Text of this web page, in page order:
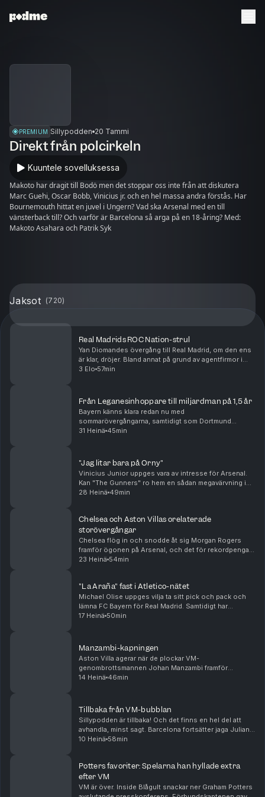
PREMIUM Sillypodden 20 Tammi
Direkt från polcirkeln
Kuuntele sovelluksessa
Makoto har dragit till Bodö men det stoppar oss inte från att diskutera
Marc Guehi, Oscar Bobb, Vinicius jr. och en hel massa andra förstås. Har
Bournemouth hittat en juvel i Ungern? Vad ska Arsenal med en till
vänsterback till? Och varför är Barcelona så arga på en 18-åring? Med:
Makoto Asahara och Patrik Syk
Jaksot (720)
Real Madrids ROC Nation-strul
Yan Diomandes övergång till Real Madrid, om den ens
är klar, dröjer. Bland annat på grund av agentfirmor i
osämja. Men oavsett om "Maxidel Management" har
3 Elo 57min
Från Leganesinhoppare till miljardman på 1,5 år
Bayern känns klara redan nu med
sommarövergångarna, samtidigt som Dortmund
fortsätter jaga. Real Madrid plockar in Carlos Espi och
31 Heinä 45min
"Jag litar bara på Orny"
Vinicius Junior uppges vara av intresse för Arsenal.
Kan "The Gunners" ro hem en sådan megavärvning i
sommar? Samtidigt verkar Real Madrid vara på väg att
28 Heinä 49min
Chelsea och Aston Villas orelaterade
storövergångar
Chelsea flög in och snodde åt sig Morgan Rogers
framför ögonen på Arsenal, och det för rekordpengar.
Samtidigt verkar Alejandro Garnacho flytta i motsatt
23 Heinä 54min
"La Araña" fast i Atletico-nätet
Michael Olise uppges vilja ta sitt pick och pack och
lämna FC Bayern för Real Madrid. Samtidigt har
Atlético Madrid satt hårt mot hårt i Julian Alvarez
17 Heinä 50min
Manzambi-kapningen
Aston Villa agerar när de plockar VM-
genombrottsmannen Johan Manzambi framför
ögonen på Newcastle, som ser ut att gå mot en
14 Heinä 46min
Tillbaka från VM-bubblan
Sillypodden är tillbaka! Och det finns en hel del att
avhandla, minst sagt. Barcelona fortsätter jaga Julian
Alvarez, Real Madrid har värvat allt möjligt
10 Heinä 58min
Potters favoriter: Spelarna han hyllade extra
efter VM
VM är över. Inside Blågult snackar ner Graham Potters